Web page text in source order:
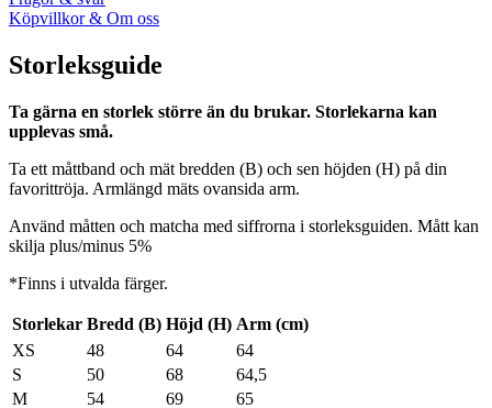
Köpvillkor & Om oss
Storleksguide
Ta gärna en storlek större än du brukar. Storlekarna kan
upplevas små.
Ta ett måttband och mät bredden (B) och sen höjden (H) på din
favorittröja. Armlängd mäts ovansida arm.
Använd måtten och matcha med siffrorna i storleksguiden. Mått kan
skilja plus/minus 5%
*Finns i utvalda färger.
Storlekar Bredd (B) Höjd (H) Arm (cm)
XS
48 64
64
S
50 68
64,5
M
54 69 65